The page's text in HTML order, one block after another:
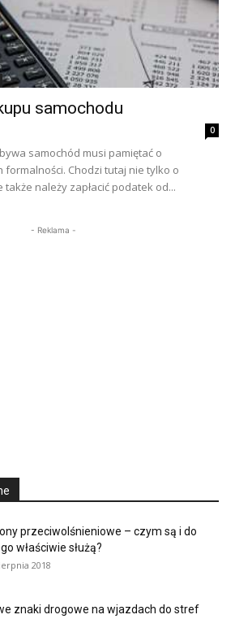
samochodu
0
samochód musi pamiętać o
formalności. Chodzi tutaj nie tylko o
należy zapłacić podatek od...
- Reklama -
przeciwolśnieniowe – czym są i do
właściwie służą?
2018
znaki drogowe na wjazdach do stref